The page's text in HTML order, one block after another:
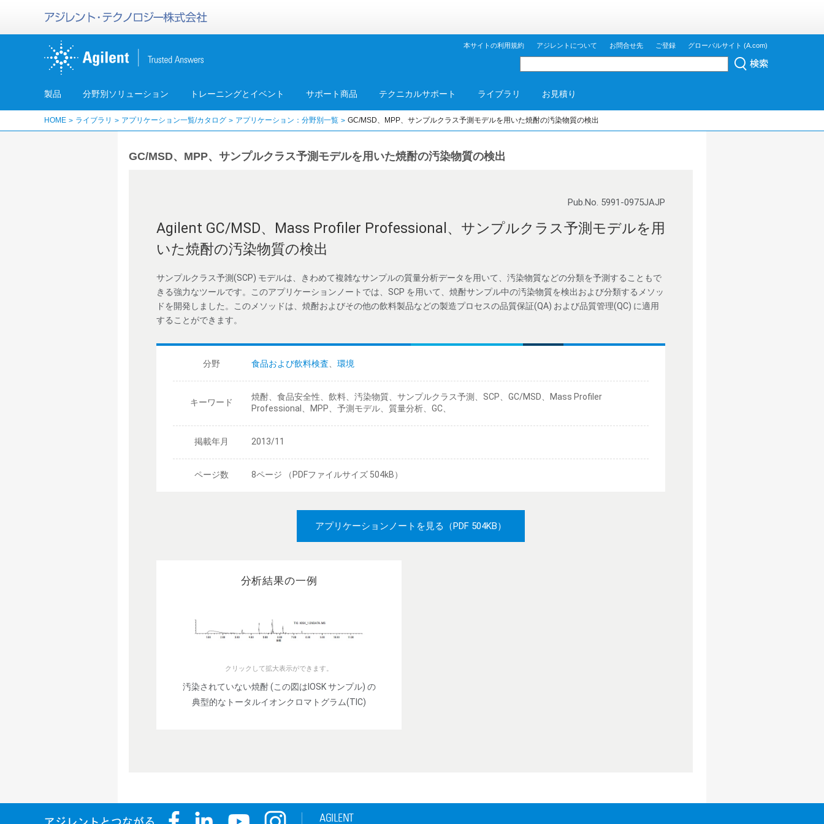
本サイトの利用規約 アジレントについて お問合せ先 ご登録 グローバルサイト (A.com)
製品 分野別ソリューション トレーニングとイベント サポート商品 テクニカルサポート ライブラリ お見積り
HOME ライブラリ アプリケーション一覧/カタログ アプリケーション：分野別一覧 GC/MSD、MPP、サンプルクラス予測モデルを用いた焼酎の汚染物質の検出
GC/MSD、MPP、サンプルクラス予測モデルを用いた焼酎の汚染物質の検出
Pub.No. 5991-0975JAJP
Agilent GC/MSD、Mass Profiler Professional、サンプルクラス予測モデルを用
いた焼酎の汚染物質の検出
サンプルクラス予測(SCP) モデルは、きわめて複雑なサンプルの質量分析データを用いて、汚染物質などの分類を予測することもで
きる強力なツールです。このアプリケーションノートでは、SCP を用いて、焼酎サンプル中の汚染物質を検出および分類するメソッ
ドを開発しました。このメソッドは、焼酎およびその他の飲料製品などの製造プロセスの品質保証(QA) および品質管理(QC) に適用
することができます。
分野 食品および飲料検査 環境
キーワード
焼酎、食品安全性、飲料、汚染物質、サンプルクラス予測、SCP、GC/MSD、Mass Profiler
Professional、MPP、予測モデル、質量分析、GC、
掲載年月 2013/11
ページ数 8ページ （PDFファイルサイズ 504kB）
アプリケーションノートを見る （PDF 504KB）
分析結果の一例
クリックして拡大表示ができます。
汚染されていない焼酎 (この図はIOSK サンプル) の
典型的なトータルイオンクロマトグラム(TIC)